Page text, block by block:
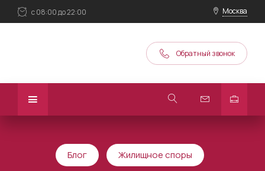
с 08:00 до 22:00 Москва
Обратный звонок
Блог Жилищное споры